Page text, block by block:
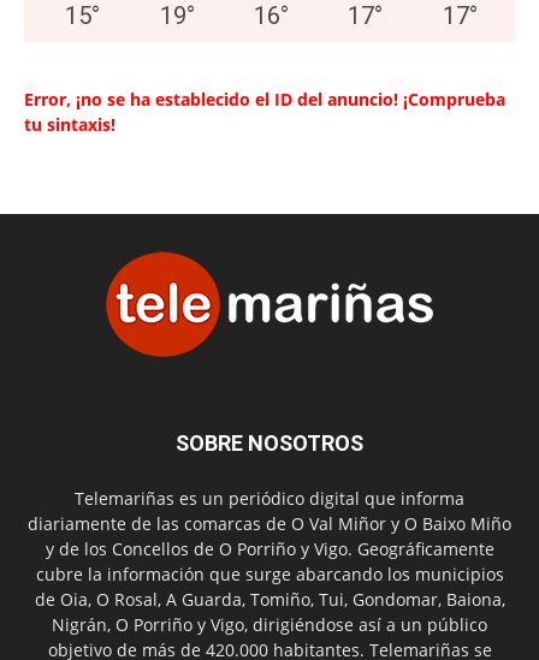
15° 19° 16° 17° 17°
Error, ¡no se ha establecido el ID del anuncio! ¡Comprueba
tu sintaxis!
SOBRE NOSOTROS
Telemariñas es un periódico digital que informa
diariamente de las comarcas de O Val Miñor y O Baixo Miño
y de los Concellos de O Porriño y Vigo. Geográficamente
cubre la información que surge abarcando los municipios
de Oia, O Rosal, A Guarda, Tomiño, Tui, Gondomar, Baiona,
Nigrán, O Porriño y Vigo, dirigiéndose así a un público
objetivo de más de 420.000 habitantes. Telemariñas se